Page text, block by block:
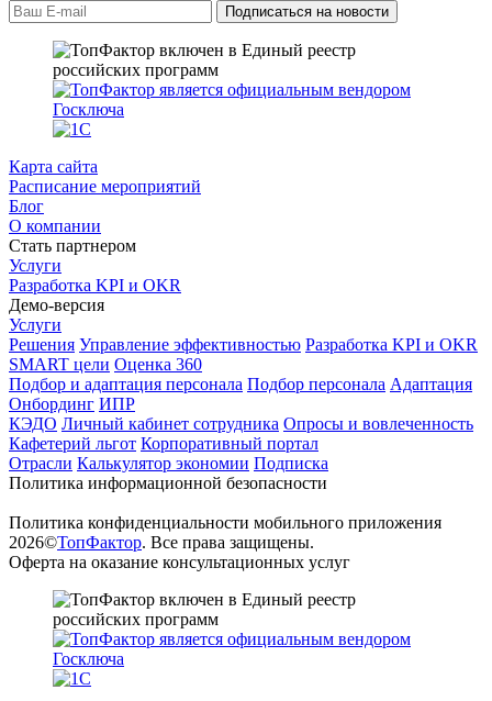
Карта сайта
Расписание мероприятий
Блог
О компании
Стать партнером
Услуги
Разработка KPI и OKR
Демо-версия
Услуги
Решения Управление эффективностью Разработка KPI и OKR
SMART цели Оценка 360
Подбор и адаптация персонала Подбор персонала Адаптация
Онбординг ИПР
КЭДО Личный кабинет сотрудника Опросы и вовлеченность
Кафетерий льгот Корпоративный портал
Отрасли Калькулятор экономии Подписка
Политика информационной безопасности
Политика конфиденциальности мобильного приложения
2026©ТопФактор. Все права защищены.
Оферта на оказание консультационных услуг